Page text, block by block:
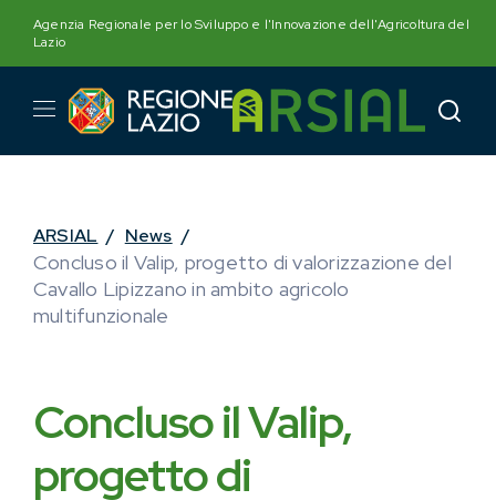
content
Agenzia Regionale per lo Sviluppo e l'Innovazione dell'Agricoltura del
Lazio
ARSIAL / News /
Concluso il Valip, progetto di valorizzazione del
Cavallo Lipizzano in ambito agricolo
multifunzionale
Concluso il Valip,
progetto di